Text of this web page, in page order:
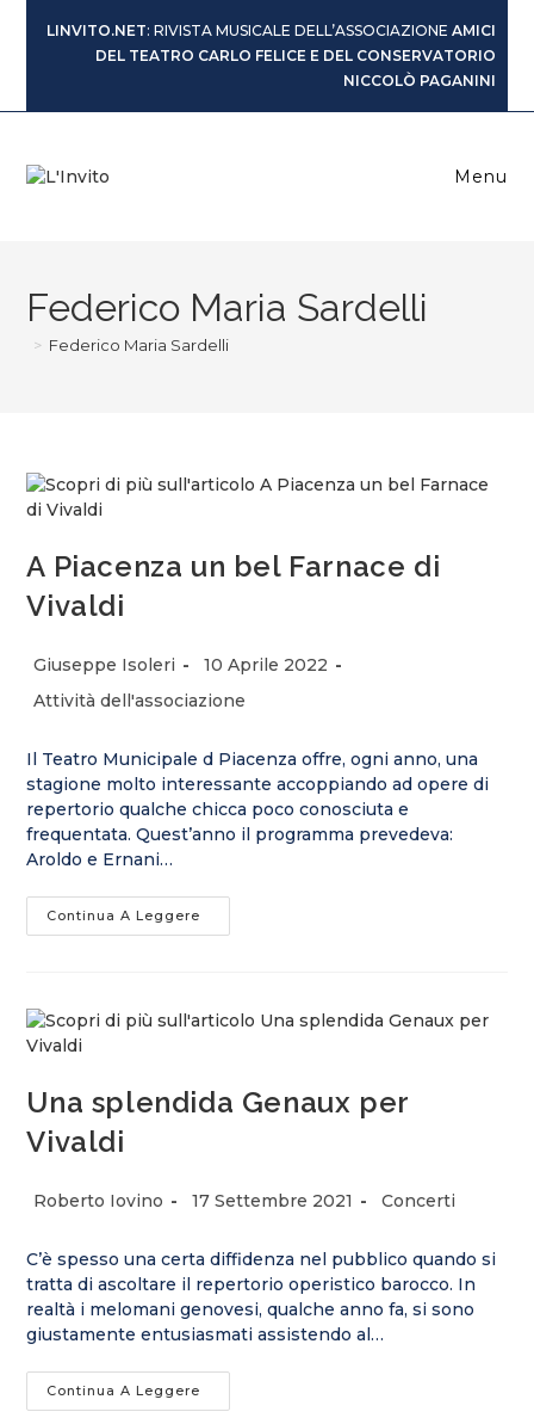
LINVITO.NET: RIVISTA MUSICALE DELL’ASSOCIAZIONE AMICI
DEL TEATRO CARLO FELICE E DEL CONSERVATORIO
NICCOLÒ PAGANINI
Menu
Federico Maria Sardelli
> Federico Maria Sardelli
A Piacenza un bel Farnace di
Vivaldi
Giuseppe Isoleri
10 Aprile 2022
Attività dell'associazione
Il Teatro Municipale d Piacenza offre, ogni anno, una
stagione molto interessante accoppiando ad opere di
repertorio qualche chicca poco conosciuta e
frequentata. Quest’anno il programma prevedeva:
Aroldo e Ernani…
Continua A Leggere
Una splendida Genaux per
Vivaldi
Roberto Iovino 17 Settembre 2021 Concerti
C’è spesso una certa diffidenza nel pubblico quando si
tratta di ascoltare il repertorio operistico barocco. In
realtà i melomani genovesi, qualche anno fa, si sono
giustamente entusiasmati assistendo al…
Continua A Leggere